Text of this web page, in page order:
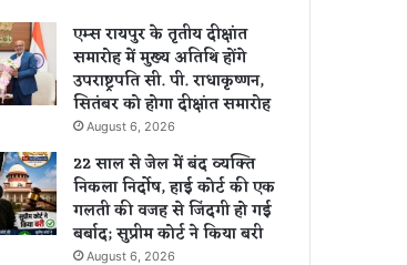
एम्स रायपुर के तृतीय दीक्षांत
समारोह में मुख्य अतिथि होंगे
उपराष्ट्रपति सी. पी. राधाकृष्णन,
सितंबर को होगा दीक्षांत समारोह
August 6, 2026
22 साल से जेल में बंद व्यक्ति
निकला निर्दोष, हाई कोर्ट की एक
गलती की वजह से जिंदगी हो गई
बर्बाद; सुप्रीम कोर्ट ने किया बरी
August 6, 2026